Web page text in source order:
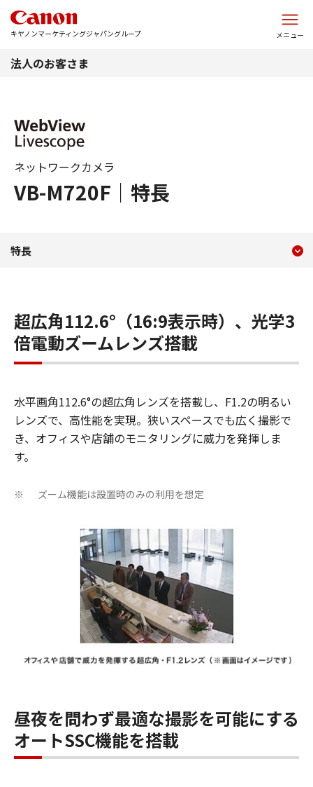
キヤノンマーケティングジャパングループ メニュー
法人のお客さま
VB-M720F｜特長
ネットワークカメラ
特長 WebView Livescope
特長
超広角112.6°（16:9表示時）、光学3
倍電動ズームレンズ搭載
水平画角112.6°の超広角レンズを搭載し、F1.2の明るい
レンズで、高性能を実現。狭いスペースでも広く撮影で
き、オフィスや店舗のモニタリングに威力を発揮しま
す。
※ ズーム機能は設置時のみの利用を想定
昼夜を問わず最適な撮影を可能にする
オートSSC機能を搭載